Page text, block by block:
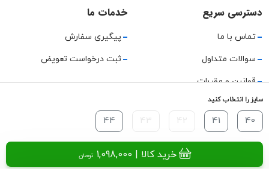
سایز را انتخاب کنید
40
41
44
خرید کالا تومان
دسترسی سریع
تماس با ما
سوالات متداول
قوانین و مقررات
حریم خصوصی
راهنمای استفاده
خدمات ما
پیگیری سفارش
ثبت درخواست تعویض